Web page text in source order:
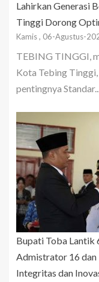
Lahirkan Generasi
Tinggi Dorong
Kamis , 06-Agustus-
TEBING TINGGI,
Kota Tebing Tinggi,
pentingnya
Bupati Toba Lantik
Admistrator 16 dan
Integritas dan